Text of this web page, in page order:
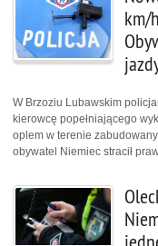
km/
W Brzoziu Lubawskim
kierowcę popełniającego
oplem w terenie
obywatel Niemiec stracił